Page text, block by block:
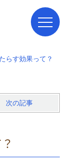
らす効果って？
次の記事